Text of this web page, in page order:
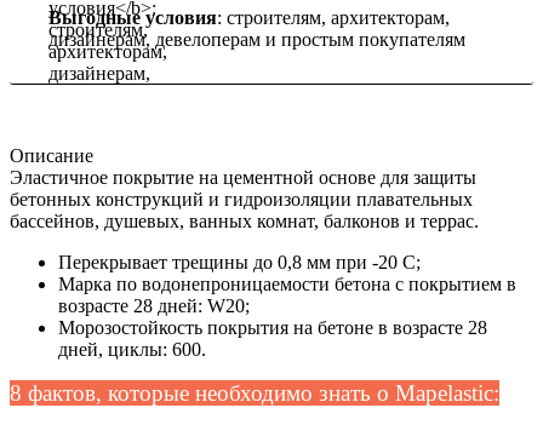
Выгодные условия: строителям, архитекторам,
дизайнерам, девелоперам и простым покупателям
Описание
Эластичное покрытие на цементной основе для защиты
бетонных конструкций и гидроизоляции плавательных
бассейнов, душевых, ванных комнат, балконов и террас.
Перекрывает трещины до 0,8 мм при -20 С;
Марка по водонепроницаемости бетона с покрытием в
возрасте 28 дней: W20;
Морозостойкость покрытия на бетоне в возрасте 28
дней, циклы: 600.
8 фактов, которые необходимо знать о Mapelastic: